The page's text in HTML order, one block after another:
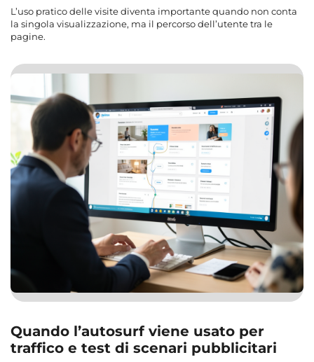
L’uso pratico delle visite diventa importante quando non conta
la singola visualizzazione, ma il percorso dell’utente tra le
pagine.
Quando l’autosurf viene usato per
traffico e test di scenari pubblicitari